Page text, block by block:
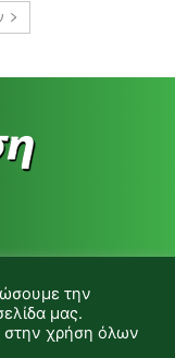
την
μας.
στην χρήση όλων